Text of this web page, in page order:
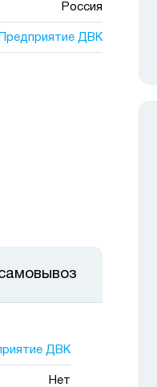
Россия
Предприятие ДВК
ДВК
Нет